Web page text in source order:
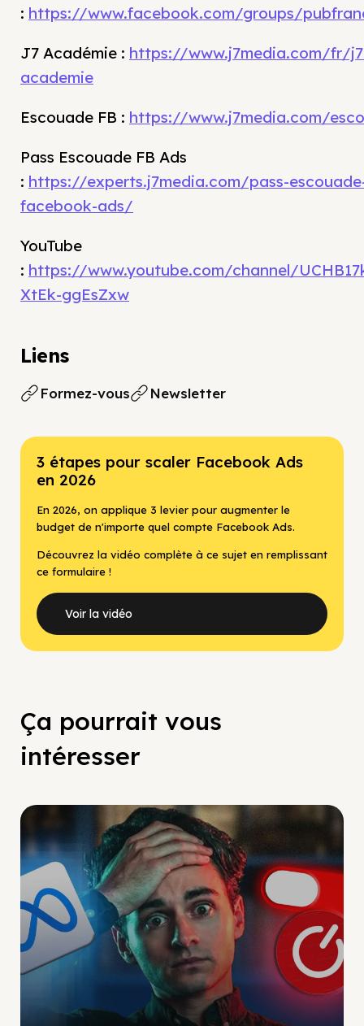
: https://www.facebook.com/groups/
J7 Académie : https://www.j7media.com/fr/
academie
Escouade FB : https://www.j7media.com/
Pass Escouade FB Ads
: https://experts.j7media.com/pass-
facebook-ads/
YouTube
: https://www.youtube.com/channel/
XtEk-ggEsZxw
Liens
Formez-vous Newsletter
3 étapes pour scaler Facebook Ads
en 2026
En 2026, on applique 3 levier pour augmenter le
budget de n'importe quel compte Facebook Ads.
Découvrez la vidéo complète à ce sujet en remplissant
ce formulaire !
Voir la vidéo
Ça pourrait vous
intéresser
Social Scaling